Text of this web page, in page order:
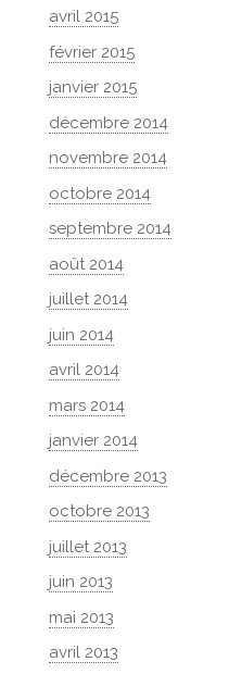
avril 2015
février 2015
janvier 2015
décembre 2014
novembre 2014
octobre 2014
septembre 2014
août 2014
juillet 2014
juin 2014
avril 2014
mars 2014
janvier 2014
décembre 2013
octobre 2013
juillet 2013
juin 2013
mai 2013
avril 2013